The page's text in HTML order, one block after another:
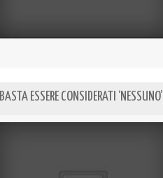
BASTA ESSERE CONSIDERATI ‘NESSUNO’